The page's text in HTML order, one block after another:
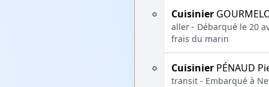
Cuisinier
aller - Débarqué le 20
frais du marin
Cuisinier PÉNAUD
transit - Embarqué à